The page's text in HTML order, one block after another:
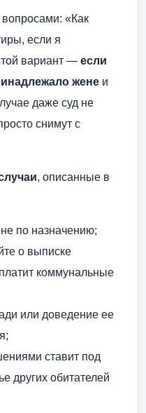
«Как
если я
вариант — если
жене и
даже суд не
снимут с
, описанные в
по назначению;
о выписке
коммунальные
или доведение ее
ставит под
других обитателей